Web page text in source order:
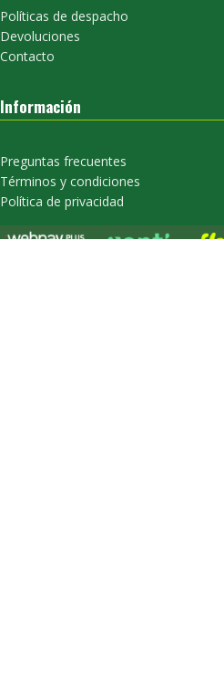
Políticas de despacho
Devoluciones
Contacto
Información
Preguntas frecuentes
Términos y condiciones
Política de privacidad